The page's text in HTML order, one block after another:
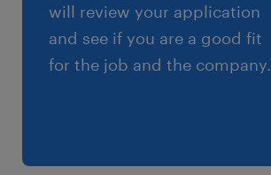
will review your application
and see if you are a good fit
for the job and the company.